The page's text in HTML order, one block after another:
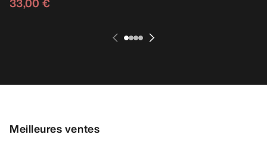
Meilleures ventes